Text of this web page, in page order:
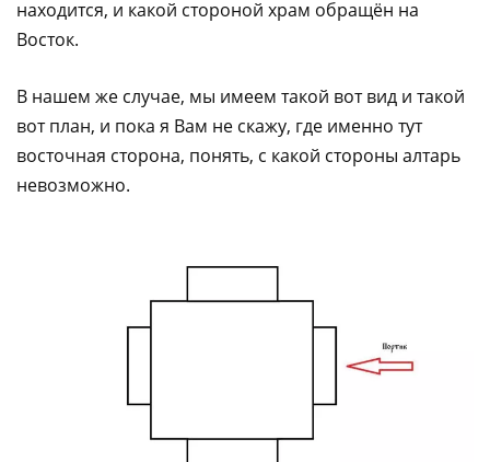
находится, и какой стороной храм обращён на
Восток.
В нашем же случае, мы имеем такой вот вид и такой
вот план, и пока я Вам не скажу, где именно тут
восточная сторона, понять, с какой стороны алтарь
невозможно.